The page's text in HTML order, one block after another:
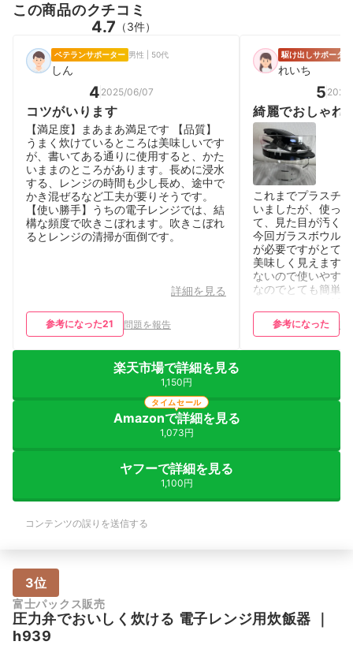
この商品のクチコミ
4.7 （3件）
ベテランサポーター 男性 | 50代
しん
4 2025/06/07
コツがいります
【満足度】まあまあ満足です 【品質】
うまく炊けているところは美味しいです
が、書いてある通りに使用すると、かた
いままのところがあります。長めに浸水
する、レンジの時間も少し長め、途中で
かき混ぜるなど工夫が要りそうです。
【使い勝手】うちの電子レンジでは、結
構な頻度で吹きこぼれます。吹きこぼれ
るとレンジの清掃が面倒です。
詳細を見る
参考になった21 問題を報告
駆け出しサポーター
れいち
5
綺麗でおしゃれ
炊けます！
これまでプラスチ
いましたが、使っ
て、見た目が汚く
今回ガラスボウル
が必要ですがとて
美味しく見えます
ないので使いやす
なのでとても簡単
上がりました！
参考になった
楽天市場で詳細を見る
1,150円
Amazonで詳細を見る
1,073円
タイムセール
ヤフーで詳細を見る
1,100円
コンテンツの誤りを送信する
3位
富士パックス販売
圧力弁でおいしく炊ける 電子レンジ用炊飯器 ｜
h939